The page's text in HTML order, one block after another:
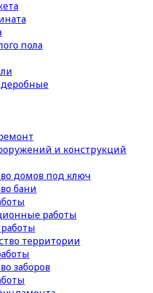
пола
и конструкций
домов под ключ
бани
работы
территории
заборов